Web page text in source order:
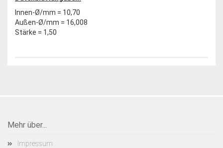
Innen-Ø/mm = 10,70
Außen-Ø/mm = 16,008
Stärke = 1,50
Mehr über...
Impressum